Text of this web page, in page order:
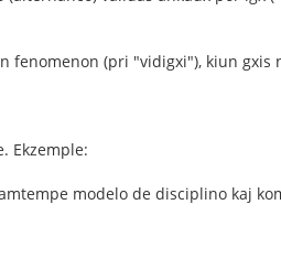
fenomenon (pri "vidigxi"), kiun
Ekzemple:
modelo de disciplino kaj